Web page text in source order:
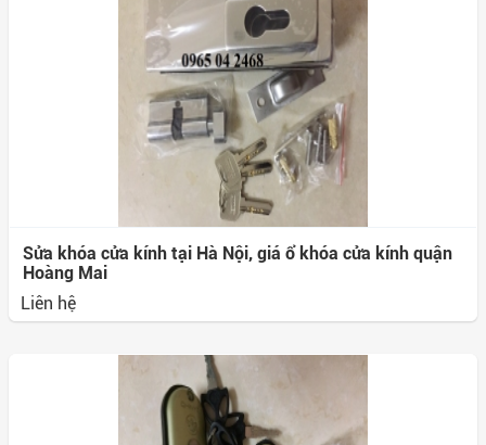
Sửa khóa cửa kính tại Hà Nội, giá ổ khóa cửa kính quận
Hoàng Mai
Liên hệ